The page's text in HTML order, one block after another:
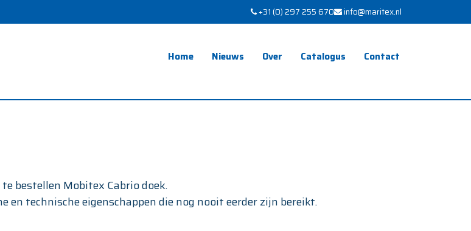
+31 (0) 297 255 670 info@maritex.nl
Home Nieuws Over Catalogus Contact
bestellen Mobitex Cabrio doek.
technische eigenschappen die nog nooit eerder zijn bereikt.